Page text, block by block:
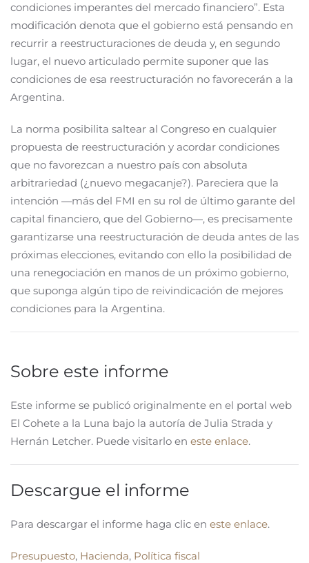
condiciones imperantes del mercado financiero”. Esta
modificación denota que el gobierno está pensando en
recurrir a reestructuraciones de deuda y, en segundo
lugar, el nuevo articulado permite suponer que las
condiciones de esa reestructuración no favorecerán a la
Argentina.
La norma posibilita saltear al Congreso en cualquier
propuesta de reestructuración y acordar condiciones
que no favorezcan a nuestro país con absoluta
arbitrariedad (¿nuevo megacanje?). Pareciera que la
intención —más del FMI en su rol de último garante del
capital financiero, que del Gobierno—, es precisamente
garantizarse una reestructuración de deuda antes de las
próximas elecciones, evitando con ello la posibilidad de
una renegociación en manos de un próximo gobierno,
que suponga algún tipo de reivindicación de mejores
condiciones para la Argentina.
Sobre este informe
Este informe se publicó originalmente en el portal web
El Cohete a la Luna bajo la autoría de Julia Strada y
Hernán Letcher. Puede visitarlo en este enlace.
Descargue el informe
Para descargar el informe haga clic en este enlace.
Presupuesto, Hacienda, Política fiscal